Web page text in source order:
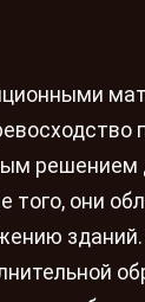
того, они